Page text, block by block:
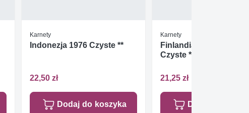
Karnety
Indonezja 1976 Czyste **
22,50 zł
Dodaj do koszyka
Karnety
Finlandia 1998 Mi
Czyste **
21,25 zł
Dodaj do